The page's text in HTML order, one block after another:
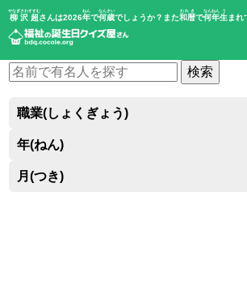
柳沢超
やなぎさわすすむ
さんは2026年
ねん
で何歳
なんさい
でしょうか？また和暦
われき
で何年
なんねん
生
う
まれ
検索
職業(しょくぎょう)
年(ねん)
月(つき)